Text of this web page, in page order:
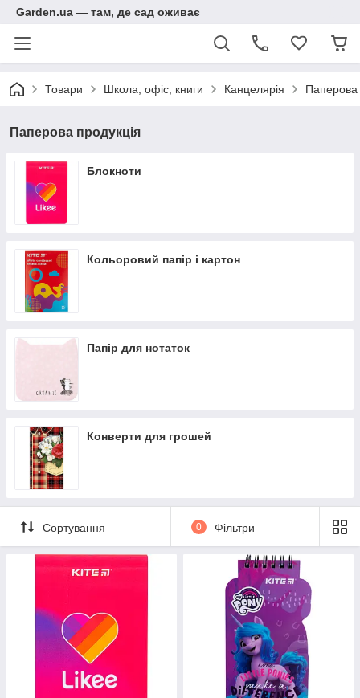
Garden.ua — там, де сад оживає
Товари Школа, офіс, книги Канцелярія Паперова
Паперова продукція
Блокноти
Кольоровий папір і картон
Папір для нотаток
Конверти для грошей
Сортування 0 Фільтри